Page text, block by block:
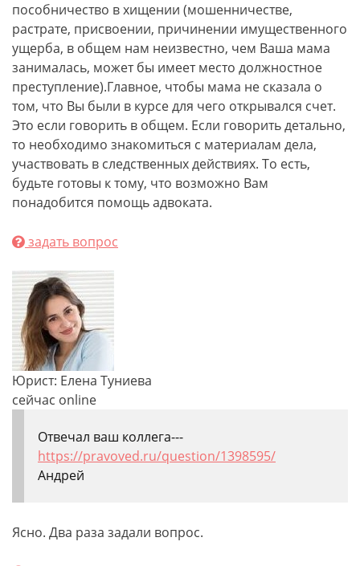
пособничество в хищении (мошенничестве,
растрате, присвоении, причинении имущественного
ущерба, в общем нам неизвестно, чем Ваша мама
занималась, может бы имеет место должностное
преступление).Главное, чтобы мама не сказала о
том, что Вы были в курсе для чего открывался счет.
Это если говорить в общем. Если говорить детально,
то необходимо знакомиться с материалам дела,
участвовать в следственных действиях. То есть,
будьте готовы к тому, что возможно Вам
понадобится помощь адвоката.
задать вопрос
Юрист: Елена Туниева
сейчас online
Отвечал ваш коллега---
https://pravoved.ru/question/1398595/
Андрей
Ясно. Два раза задали вопрос.